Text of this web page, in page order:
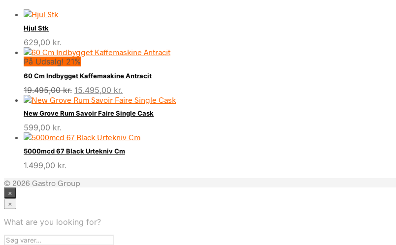
Hjul Stk
629,00 kr.
På Udsalg! 21%
60 Cm Indbygget Kaffemaskine Antracit
19.495,00kr. Den
oprindelige
pris
var:
15.495,00 kr.
aktuelle
pris
er:
New Grove Rum Savoir Faire Single Cask
599,00 kr.
5000mcd 67 Black Urtekniv Cm
1.499,00 kr.
© 2026 Gastro Group
×
×
What are you looking for?